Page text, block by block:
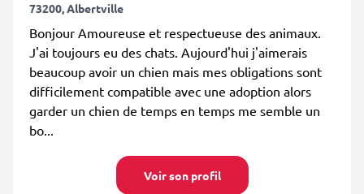
73200, Albertville
Bonjour Amoureuse et respectueuse des animaux.
J'ai toujours eu des chats. Aujourd'hui j'aimerais
beaucoup avoir un chien mais mes obligations sont
difficilement compatible avec une adoption alors
garder un chien de temps en temps me semble un
bo...
Voir son profil